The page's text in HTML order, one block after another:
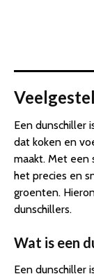
Een dunschiller
dat koken en
maakt. Met een
het precies en
groenten.
dunschillers.
Wat is een
Een dunschiller